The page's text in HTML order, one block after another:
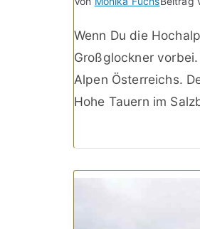
Wenn Du die
Großglockner
Alpen Österreichs.
Hohe Tauern im